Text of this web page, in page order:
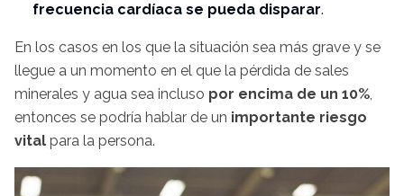
frecuencia cardíaca se pueda disparar.
En los casos en los que la situación sea más grave y se
llegue a un momento en el que la pérdida de sales
minerales y agua sea incluso por encima de un 10%,
entonces se podría hablar de un importante riesgo
vital para la persona.